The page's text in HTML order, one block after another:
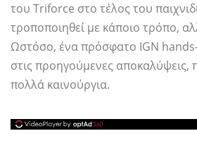
του Triforce στο τέλος του
τροποποιηθεί με κάποιο τρόπο,
Ωστόσο, ένα πρόσφατο IGN
στις προηγούμενες αποκαλύψεις,
πολλά καινούργια.